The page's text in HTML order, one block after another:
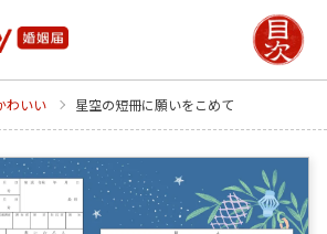
わいい 星空の短冊に願いをこめて